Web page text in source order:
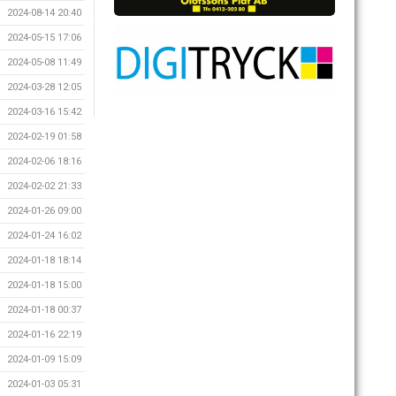
2024-08-14 20:40
2024-05-15 17:06
2024-05-08 11:49
2024-03-28 12:05
2024-03-16 15:42
2024-02-19 01:58
2024-02-06 18:16
2024-02-02 21:33
2024-01-26 09:00
2024-01-24 16:02
2024-01-18 18:14
2024-01-18 15:00
2024-01-18 00:37
2024-01-16 22:19
2024-01-09 15:09
2024-01-03 05:31